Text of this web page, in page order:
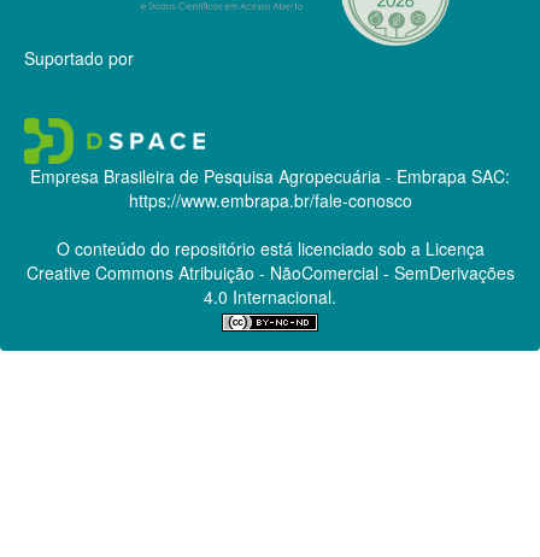
Suportado por
Empresa Brasileira de Pesquisa Agropecuária - Embrapa SAC:
https://www.embrapa.br/fale-conosco
O conteúdo do repositório está licenciado sob a Licença
Creative CommonsAtribuição - NãoComercial - SemDerivações
4.0 Internacional.